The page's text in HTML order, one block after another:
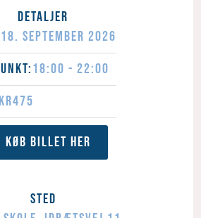
Detaljer
18. September 2026
18:00 - 22:00
Kr475
Køb Billet Her
Sted